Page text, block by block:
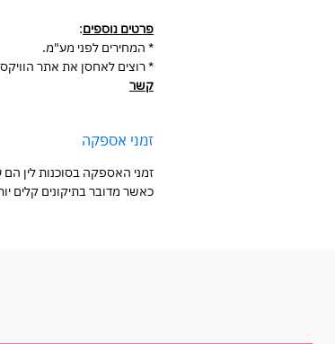
פרטים נוספים:
* המחירים לפני מע"מ.
* רוצים לאחסן את אתר
קשר
זמני אספקה
זמני האספקה בסוכנות לין הם עד 7 ימי
כאשר מדובר בתיקונים קלים